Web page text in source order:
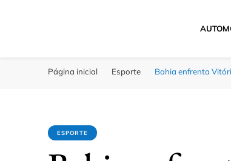
Click Bahia
Página inicial Esporte Bahia enfrenta
ESPORTE